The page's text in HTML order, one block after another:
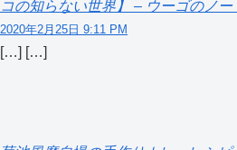
コの知らない世界】 – ウーゴのノー
2020年2月25日 9:11 PM
[…] […]